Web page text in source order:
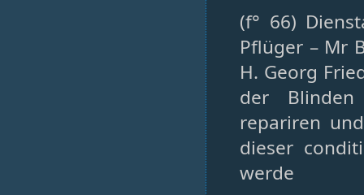
(f° 66)
Pflüger – Mr
H. Georg
der
repariren
dieser
werde